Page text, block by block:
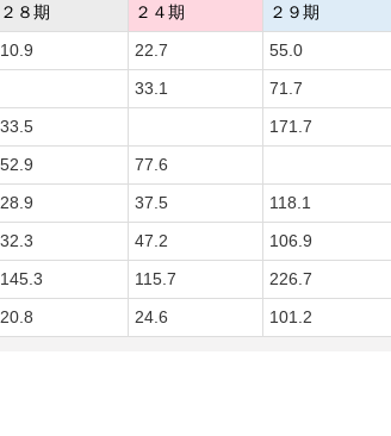
２８期
２４期
２９期
10.9 22.7 55.0
33.1 71.7
33.5 171.7
52.9 77.6
28.9 37.5 118.1
32.3 47.2 106.9
145.3 115.7 226.7
20.8 24.6 101.2